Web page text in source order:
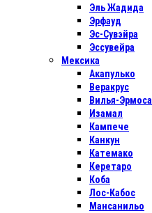
Эль Жадида
Эрфауд
Эс-Сувэйра
Эссувейра
Мексика
Акапулько
Веракрус
Вилья-Эрмоса
Изамал
Кампече
Канкун
Катемако
Керетаро
Коба
Лос-Кабос
Мансанильо